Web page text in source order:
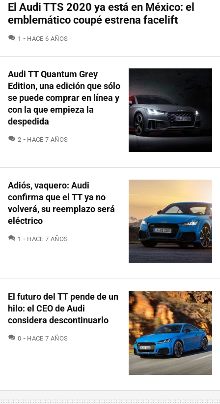
El Audi TTS 2020 ya está en México: el
emblemático coupé estrena facelift
1 COMENTARIOS
HACE 6 AÑOS
Audi TT Quantum Grey
Edition, una edición que sólo
se puede comprar en línea y
con la que empieza la
despedida
2 COMENTARIOS
HACE 7 AÑOS
Adiós, vaquero: Audi
confirma que el TT ya no
volverá, su reemplazo será
eléctrico
1 COMENTARIOS
HACE 7 AÑOS
El futuro del TT pende de un
hilo: el CEO de Audi
considera descontinuarlo
0 COMENTARIOS
HACE 7 AÑOS